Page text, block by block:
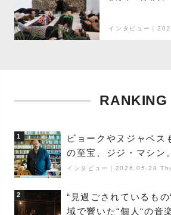
インタビュー｜
RANKING
1
ビョークやヌジャベス
の至宝、ジジ・マシン
巨匠”が明かす創作の
インタビュー 2026.05.28
2
“見過ごされているも
域で響いた“個人“の音